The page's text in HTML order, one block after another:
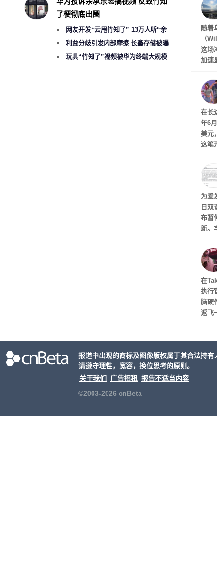
经
随着
（
这场
加速
物
毁，
评
米，
上。
依
在长
年6
美元
这笔
称
器、
事
执行
内容
为爱
日双
布暂
新。
流
在
执行
脑硬
返飞
了梗彻底出圈
网友开发“云甩竹知了” 13万人听“余
音绕梁”
利益分歧引发内部摩擦 长鑫存储被曝
曾将华为驻场工程师驱逐出研发基地
玩具“竹知了”视频被华为终端大规模
报道中出现的商标及图像版权属于其合法持
请遵守理性，宽容，换位思考的原则。
关于我们
广告招租
报告不适当内容
©2003-2026 cnBeta